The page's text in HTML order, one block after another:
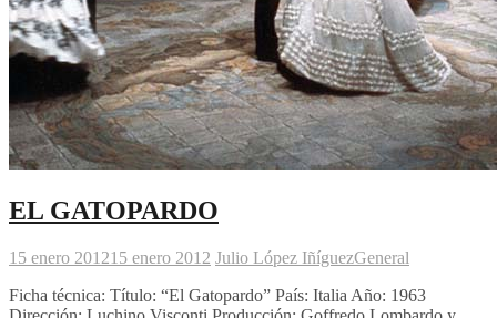
EL GATOPARDO
15 enero 201215 enero 2012 Julio López IñíguezGeneral
Ficha técnica: Título: “El Gatopardo” País: Italia Año: 1963